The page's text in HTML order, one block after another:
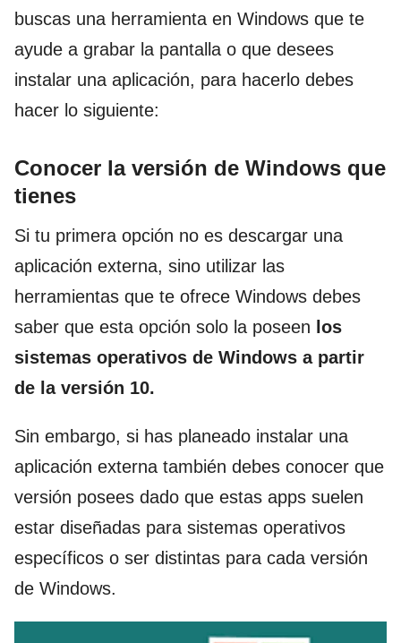
buscas una herramienta en Windows que te
ayude a grabar la pantalla o que desees
instalar una aplicación, para hacerlo debes
hacer lo siguiente:
Conocer la versión de Windows que
tienes
Si tu primera opción no es descargar una
aplicación externa, sino utilizar las
herramientas que te ofrece Windows debes
saber que esta opción solo la poseen los
sistemas operativos de Windows a partir
de la versión 10.
Sin embargo, si has planeado instalar una
aplicación externa también debes conocer que
versión posees dado que estas apps suelen
estar diseñadas para sistemas operativos
específicos o ser distintas para cada versión
de Windows.